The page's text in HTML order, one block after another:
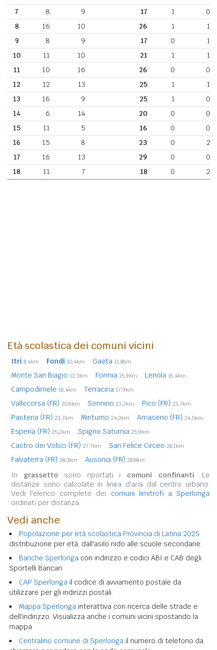
7
8 9 17 1
0
8
16 10 26 1
1
9
8 9 17 0
1
10
11 10 21 1
1
11
10 16 26 0
0
12
12 13 25 1
1
13
16 9 25 1
0
14
6 14 20 0
0
15
11 5 16 0
0
16
15 8 23 0
2
17
16 13 29 0
0
18
11 7 18 0 2
Età scolastica dei comuni vicini
Itri 8,4km Fondi 10,4km Gaeta 11,8km
Monte San Biagio 12,3km Formia 15,9km Lenola 16,4km
Campodimele 16,4km Terracina 17,9km
Vallecorsa (FR) 20,6km Sonnino 23,2km Pico (FR) 23,7km
Pastena (FR) 23,7km Minturno 24,3km Amaseno (FR) 24,5km
Esperia (FR) 25,2km Spigno Saturnia 25,9km
Castro dei Volsci (FR) 27,7km San Felice Circeo 28,1km
Falvaterra (FR) 28,3km Ausonia (FR) 28,8km
In grassetto sono riportati i comuni confinanti. Le
distanze sono calcolate in linea d'aria dal centro urbano.
Vedi l'elenco completo dei comuni limitrofi a Sperlonga
ordinati per distanza.
Vedi anche
Popolazione per età scolastica Provincia di Latina 2025
distribuzione per età, dall'asilo nido alle scuole secondarie.
Banche Sperlonga con indirizzo e codici ABI e CAB degli
Sportelli Bancari.
CAP Sperlonga il codice di avviamento postale da
utilizzare per gli indirizzi postali.
Mappa Sperlonga interattiva con ricerca delle strade e
dell'indirizzo. Visualizza anche i comuni vicini spostando la
mappa.
Centralino comune di Sperlonga il numero di telefono da